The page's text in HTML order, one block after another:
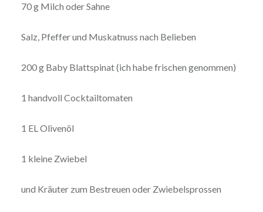
70 g Milch oder Sahne
Salz, Pfeffer und Muskatnuss nach Belieben
200 g Baby Blattspinat (ich habe frischen genommen)
1 handvoll Cocktailtomaten
1 EL Olivenöl
1 kleine Zwiebel
und Kräuter zum Bestreuen oder Zwiebelsprossen